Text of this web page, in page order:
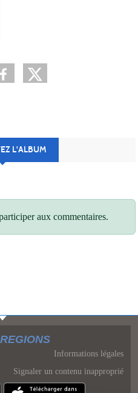
L'ALBUM
aux commentaires.
REGIONS
Informations légales
Signaler un contenu inapproprié